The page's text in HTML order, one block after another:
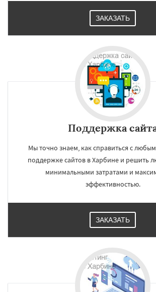
ЗАКАЗАТЬ
Поддержка
Мы точно знаем, как справиться с
поддержке сайтов в Харбине и решить
минимальными затратами и
эффективностью.
ЗАКАЗАТЬ